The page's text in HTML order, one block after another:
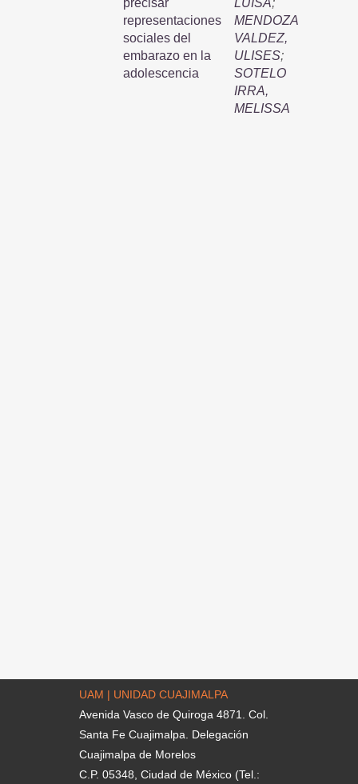
precisar
representaciones
sociales del
embarazo en la
adolescencia
LUISA;
MENDOZA
VALDEZ,
ULISES;
SOTELO
IRRA,
MELISSA
UAM | UNIDAD CUAJIMALPA
Avenida Vasco de Quiroga 4871. Col.
Santa Fe Cuajimalpa. Delegación
Cuajimalpa de Morelos
C.P. 05348, Ciudad de México (Tel.: